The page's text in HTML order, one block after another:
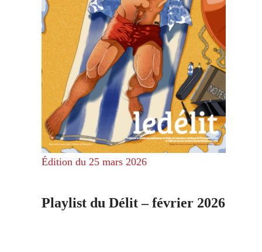
Édition du 25 mars 2026
Playlist du Délit – février 2026